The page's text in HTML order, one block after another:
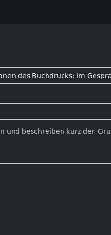
und beschreiben kurz den